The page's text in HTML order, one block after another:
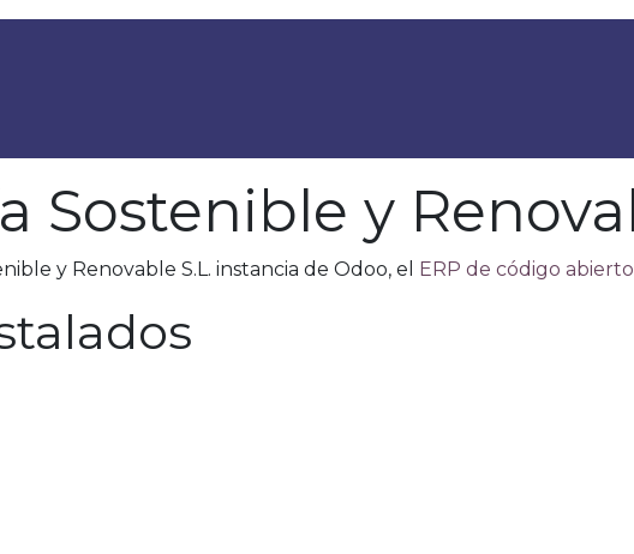
Sostenible y
y Renovable S.L. instancia de Odoo, el ERP de código abierto